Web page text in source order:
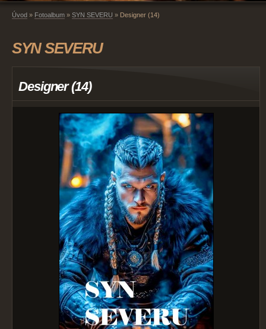
Úvod » Fotoalbum » SYN SEVERU » Designer (14)
SYN SEVERU
Designer (14)